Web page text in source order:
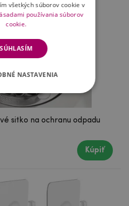
sitko na ochranu odpadu
Kúpiť
všetkých súborov cookie v
používania súborov
cookie.
SÚHLASÍM
NASTAVENIA